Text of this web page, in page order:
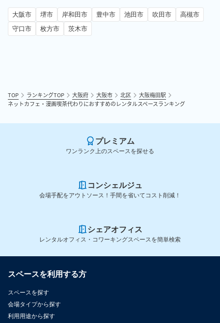
大阪市 堺市 岸和田市 豊中市 池田市 吹田市
高槻市
守口市
枚方市 茨木市
TOP ランキングTOP 大阪府 大阪市 北区
大阪梅田駅
ネットカフェ・漫画喫茶代わりにおすすめのレンタルスペースランキング
プレミアム
ワンランク上のスペースを探せる
コンシェルジュ
会場手配をアウトソース！手間を省いてコスト削減！
シェアオフィス
レンタルオフィス・コワーキングスペースを簡単検索
スペースを利用する方
スペースを探す
会場タイプから探す
利用用途から探す